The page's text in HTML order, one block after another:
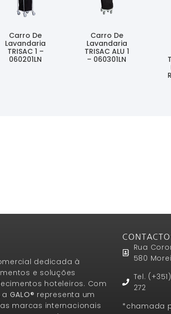
Carro De
Lavandaria
TRISAC 1 –
060201LN
Carro De
Lavandaria
TRISAC ALU 1
– 060301LN
dedicada à
e soluções
hoteleiros. Com
GALO® representa um
marcas internacionais
Rua
580
Tel.
272
*chamada